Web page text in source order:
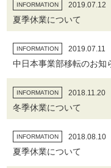
INFORMATION 2019.07.12
夏季休業について
INFORMATION 2019.07.11
中日本事業部移転のお知
INFORMATION 2018.11.20
冬季休業について
INFORMATION 2018.08.10
夏季休業について